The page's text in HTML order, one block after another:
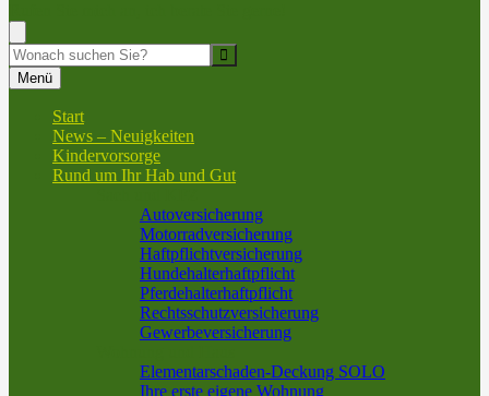
Menü
Start
News – Neuigkeiten
Kindervorsorge
Rund um Ihr Hab und Gut
Autoversicherung
Motorradversicherung
Haftpflichtversicherung
Hundehalterhaftpflicht
Pferdehalterhaftpflicht
Rechtsschutzversicherung
Gewerbeversicherung
Elementarschaden-Deckung SOLO
Ihre erste eigene Wohnung